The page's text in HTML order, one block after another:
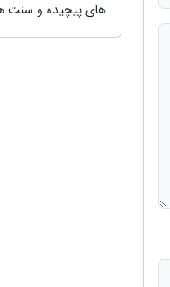
های پیچیده و سنت